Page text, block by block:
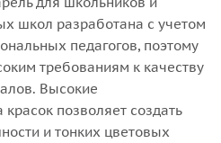
школ разработана с учетом
педагогов, поэтому
требованиям к качеству
Высокие
позволяет создать
и тонких цветовых